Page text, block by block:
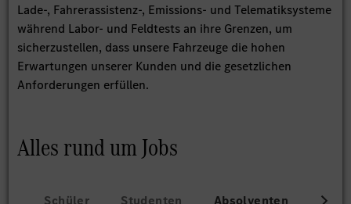
Lade-, Fahrerassistenz-, Emissions- und Telematiksysteme
während Labor- und Feldtests an ihre Grenzen, um
sicherzustellen, dass unsere Fahrzeuge die hohen
Erwartungen unserer Kunden und die gesetzlichen
Anforderungen erfüllen.
Alles rund um Jobs
Schüler Studenten Absolventen